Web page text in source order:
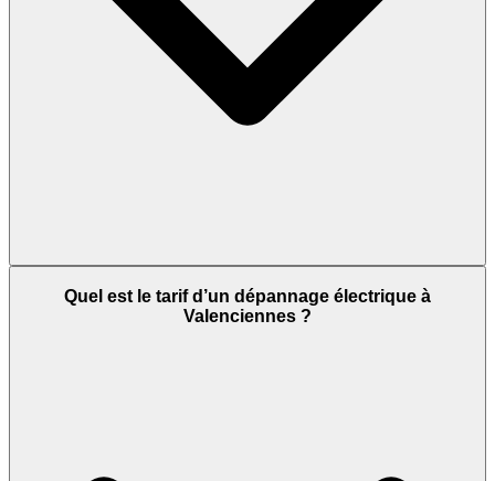
Quel est le tarif d’un dépannage électrique à
Valenciennes ?